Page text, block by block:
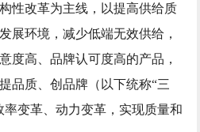
性改革为主线，以提高供给质
展环境，减少低端无效供给，
度高、品牌认可度高的产品，
品质、创品牌（以下统称“三
变革、动力变革，实现质量和